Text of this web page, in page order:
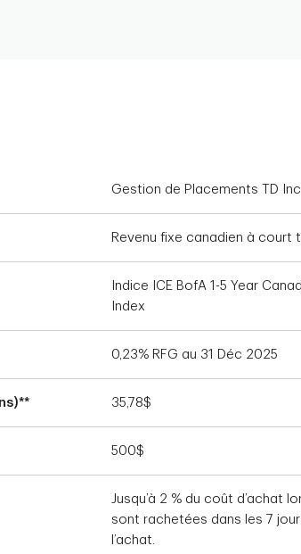
Gestion de Placements TD
Revenu fixe canadien à court
Indice ICE BofA 1-5 Year
Index
0,23% RFG au 31 Déc 2025
35,78$
500$
Jusqu’à 2 % du coût d’achat
sont rachetées dans les 7
l’achat.